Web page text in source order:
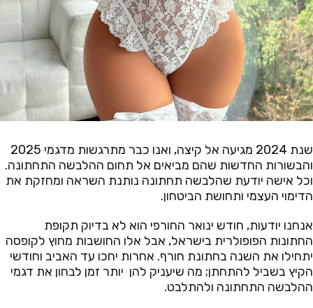
שנת 2024 מגיעה אל קיצה, ואנו כבר מתרגשות מדגמי 2025
והבשורות החדשות שהם מביאים אל תחום ההלבשה התחתונה.
וכל אישה יודעת שהלבשה תחתונה נותנת השראה ומחזקת את
הדימוי העצמי ותחושת הביטחון.
אנחנו יודעות, חודש ינואר החורפי הוא לא בדיוק תקופת
החתונות הפופולרית בישראל, אבל אלו החושבות מחוץ לקופסה
יתחילו את השנה בחתונת חורף. אחרות יחכו עד האביב וחודשי
הקיץ בשביל להתחתן; מה שיעניק להן יותר זמן לבחון את דגמי
ההלבשה התחתונה ולהתלבט.